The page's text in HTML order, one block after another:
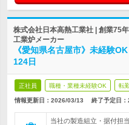
株式会社日本高熱工業社 | 創業75
工業炉メーカー
《愛知県名古屋市》未経験
124日
正社員 職種・業種未経験OK 転
情報更新日：2026/03/13 終了予定日：
当社の製造組立・据付担